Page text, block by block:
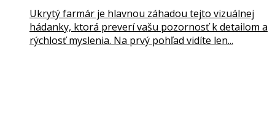
Ukrytý farmár je hlavnou záhadou tejto vizuálnej
hádanky, ktorá preverí vašu pozornosť k detailom a
rýchlosť myslenia. Na prvý pohľad vidíte len...